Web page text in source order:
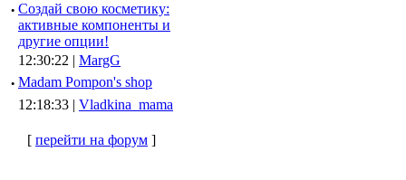
· Создай свою косметику:
активные компоненты и
другие опции!
12:30:22 | MargG
· Madam Pompon's shop
12:18:33 | Vladkina_mama
[ перейти на форум ]